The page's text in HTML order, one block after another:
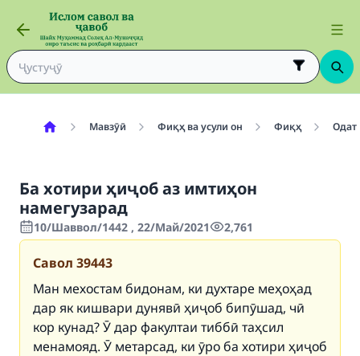
Мавзӯӣ Фиқҳ ва усули он Фиқҳ Одат
Ба хотири ҳиҷоб аз имтиҳон
намегузарад
10/Шаввол/1442 , 22/Май/2021 2,761
Савол 39443
Ман мехостам бидонам, ки духтаре меҳоҳад
дар як кишвари дунявӣ ҳиҷоб бипӯшад, чӣ
кор кунад? Ӯ дар факултаи тиббӣ таҳсил
менамояд. Ӯ метарсад, ки ӯро ба хотири ҳиҷоб